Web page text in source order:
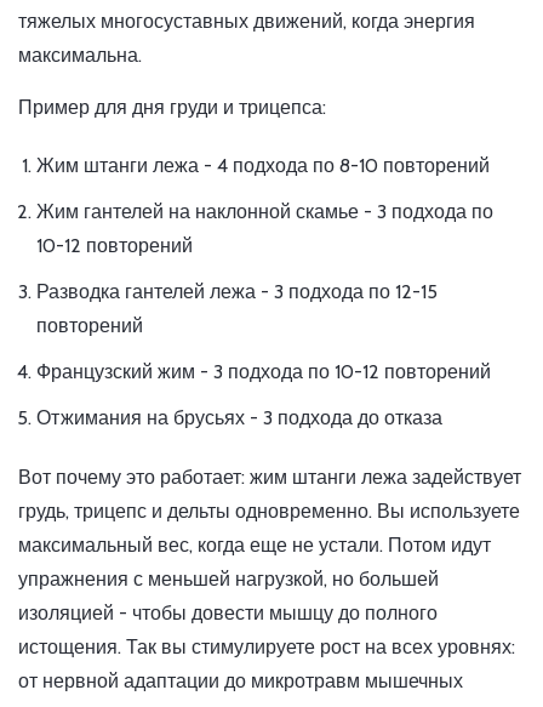
тяжелых многосуставных движений, когда энергия
максимальна.
Пример для дня груди и трицепса:
Жим штанги лежа - 4 подхода по 8-10 повторений
Жим гантелей на наклонной скамье - 3 подхода по
10-12 повторений
Разводка гантелей лежа - 3 подхода по 12-15
повторений
Французский жим - 3 подхода по 10-12 повторений
Отжимания на брусьях - 3 подхода до отказа
Вот почему это работает: жим штанги лежа задействует
грудь, трицепс и дельты одновременно. Вы используете
максимальный вес, когда еще не устали. Потом идут
упражнения с меньшей нагрузкой, но большей
изоляцией - чтобы довести мышцу до полного
истощения. Так вы стимулируете рост на всех уровнях:
от нервной адаптации до микротравм мышечных